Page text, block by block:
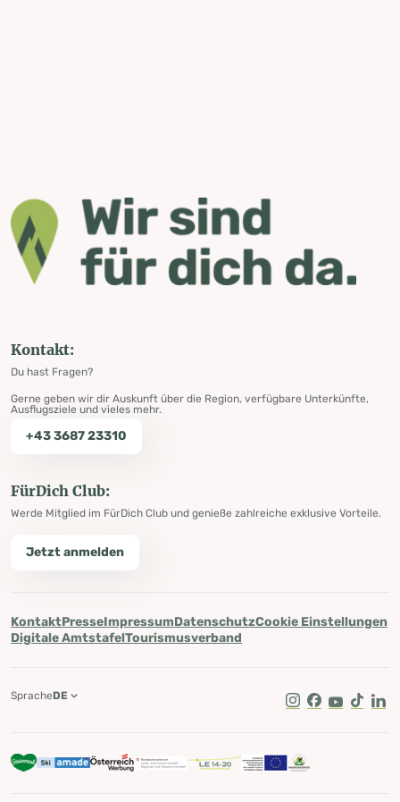
Kontakt:
Du hast Fragen?
Gerne geben wir dir Auskunft über die Region, verfügbare Unterkünfte,
Ausflugsziele und vieles mehr.
+43 3687 23310
FürDich Club:
Werde Mitglied im FürDich Club und genieße zahlreiche exklusive Vorteile.
Jetzt anmelden
KontaktPresseImpressumDatenschutzCookie Einstellungen
Digitale AmtstafelTourismusverband
Instagram
Facebook
Youtube
Tik Tok
SpracheDE